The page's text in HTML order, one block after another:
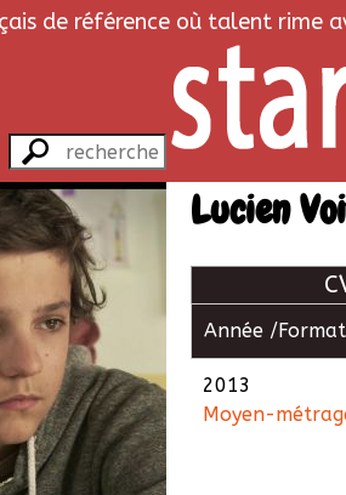
de référence où talent rime
Lucien
Année / Format
2013
Moyen-